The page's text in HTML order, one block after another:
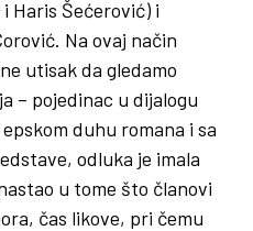
Haris Šećerović) i
Na ovaj način
utisak da gledamo
– pojedinac u dijalogu
duhu romana i sa
odluka je imala
u tome što članovi
čas likove, pri čemu